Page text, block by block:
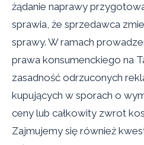
żądanie naprawy
sprawia, że sprzedawca
sprawy. W ramach
prawa konsumenckiego na
zasadność odrzuconych
kupujących w sporach o
ceny lub całkowity zwrot
Zajmujemy się również